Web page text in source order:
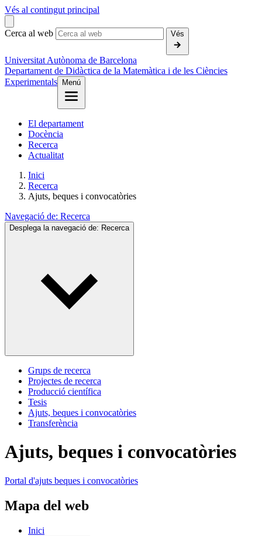
Vés al contingut principal
Cerca al web Vés
Universitat Autònoma de Barcelona
Departament de Didàctica de la Matemàtica i de les Ciències
Experimentals
Menú
El departament
Docència
Recerca
Actualitat
Inici
Recerca
Ajuts, beques i convocatòries
Navegació de: Recerca
Desplega la navegació de: Recerca
Grups de recerca
Projectes de recerca
Producció científica
Tesis
Ajuts, beques i convocatòries
Transferència
Ajuts, beques i convocatòries
Portal d'ajuts beques i convocatòries
Mapa del web
Inici